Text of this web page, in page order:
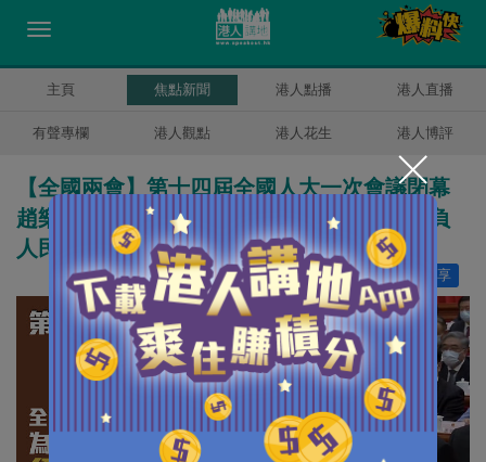
主頁 焦點新聞 港人點播 港人直播
有聲專欄 港人觀點 港人花生 港人博評
【全國兩會】第十四屆全國人大一次會議閉幕
趙樂際：為黨和國家事業竭誠奉獻，絕不辜負
人民重托！
分享
讚好 2